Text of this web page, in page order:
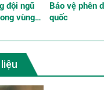
đội ngũ
vùng
tốt chính
Bảo vệ phên
quốc